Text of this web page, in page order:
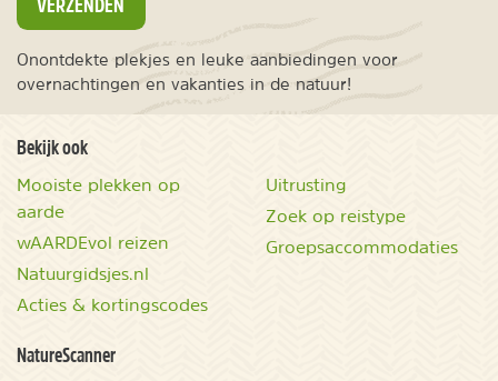
Onontdekte plekjes en leuke aanbiedingen voor
overnachtingen en vakanties in de natuur!
Bekijk ook
Mooiste plekken op
aarde
wAARDEvol reizen
Natuurgidsjes.nl
Acties & kortingscodes
Uitrusting
Zoek op reistype
Groepsaccommodaties
NatureScanner